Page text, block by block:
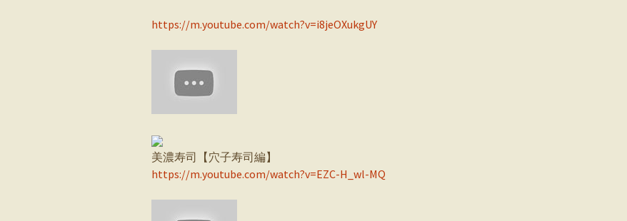
https://m.youtube.com/watch?v=i8jeOXukgUY
美濃寿司【穴子寿司編】
https://m.youtube.com/watch?v=EZC-H_wl-MQ